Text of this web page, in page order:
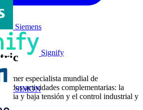
Siemens
Signify
SIMON
primer especialista mundial de
dos actividades complementarias: la
y baja tensión y el control industrial y